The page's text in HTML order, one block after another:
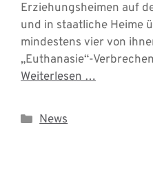
Erziehungsheimen auf
und in staatliche Heime
mindestens vier von
„Euthanasie“-
Weiterlesen …
Kategorien
News